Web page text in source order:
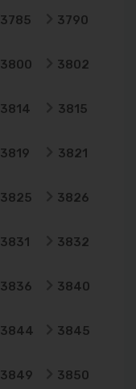
3785 3790
3800 3802
3814 3815
3819 3821
3825 3826
3831 3832
3836 3840
3844 3845
3849 3850